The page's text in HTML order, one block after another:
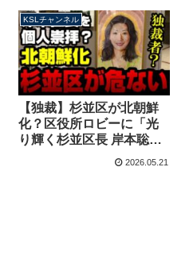
KSLチャンネル
【独裁】杉並区が北朝鮮
化？区役所ロビーに「光
り輝く杉並区長 岸本聡子
様」区長肖像画を掲げ
2026.05.21